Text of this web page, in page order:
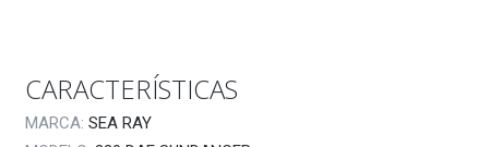
CARACTERÍSTICAS
MARCA: SEA RAY